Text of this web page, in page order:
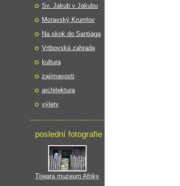
Sv. Jakub v Jakubu
Moravský Krumlov
Na skok do Santiaga
Vrtbovská zahrada
kultura
zajímavosti
architektura
výlety
poslední fotografie
Tijwara muzeum Afriky